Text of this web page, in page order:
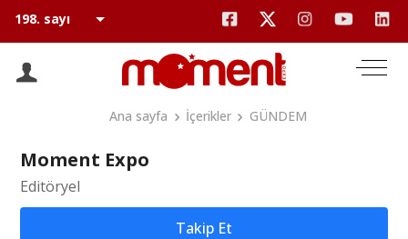
Ana sayfa İçerikler GÜNDEM
Moment Expo
Editöryel
Takip Et